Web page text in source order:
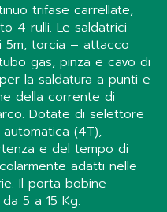
trifase carrellate,
4 rulli. Le saldatrici
5m, torcia – attacco
gas, pinza e cavo di
la saldatura a punti e
della corrente di
Dotate di selettore
(4T),
e del tempo di
adatti nelle
Il porta bobine
5 a 15 Kg.